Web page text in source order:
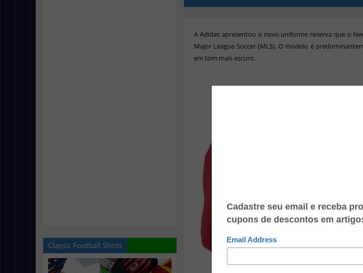
Classic Football Shirts
A Adidas apresentou o novo uniforme reserva que o
Major League Soccer (MLS). O modelo é
em tom mais escuro.